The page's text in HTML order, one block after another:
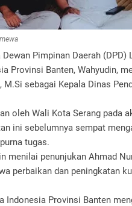
Pimpinan Daerah
Provinsi Banten, Wahyudin,
sebagai Kepala Dinas
oleh Wali Kota Serang pada
ini sebelumnya sempat
tugas.
menilai penunjukan Ahmad
perbaikan dan peningkatan
Indonesia Provinsi Banten